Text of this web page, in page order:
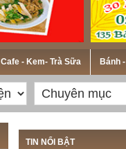
Cafe - Kem- Trà Sữa Bánh
TIN NỔI BẬT